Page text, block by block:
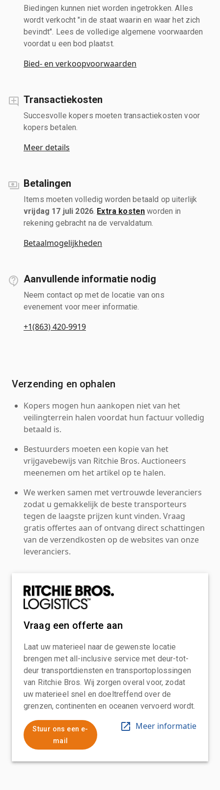
Biedingen kunnen niet worden ingetrokken. Alles
wordt verkocht "in de staat waarin en waar het zich
bevindt". Lees de volledige algemene voorwaarden
voordat u een bod plaatst.
Bied- en verkoopvoorwaarden
Transactiekosten
Succesvolle kopers moeten transactiekosten voor
kopers betalen.
Meer details
Betalingen
Items moeten volledig worden betaald op uiterlijk
vrijdag 17 juli 2026 Extra kosten worden in
rekening gebracht na de vervaldatum.
Betaalmogelijkheden
Aanvullende informatie nodig
Neem contact op met de locatie van ons
evenement voor meer informatie.
+1(863) 420-9919
Verzending en ophalen
Kopers mogen hun aankopen niet van het
veilingterrein halen voordat hun factuur volledig
betaald is.
Bestuurders moeten een kopie van het
vrijgavebewijs van Ritchie Bros. Auctioneers
meenemen om het artikel op te halen.
We werken samen met vertrouwde leveranciers
zodat u gemakkelijk de beste transporteurs
tegen de laagste prijzen kunt vinden. Vraag
gratis offertes aan of ontvang direct schattingen
van de verzendkosten op de websites van onze
leveranciers.
Vraag een offerte aan
Laat uw materieel naar de gewenste locatie
brengen met all-inclusive service met deur-tot-
deur transportdiensten en transportoplossingen
van Ritchie Bros. Wij zorgen overal voor, zodat
uw materieel snel en doeltreffend over de
grenzen, continenten en oceanen vervoerd wordt.
Stuur ons een e-
mail
Meer informatie